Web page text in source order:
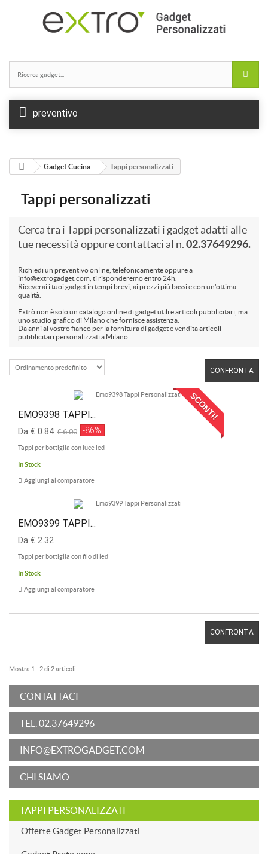
preventivo
Gadget Cucina Tappi personalizzati
Tappi personalizzati
Cerca tra i Tappi personalizzati i gadget adatti alle
tue necessità oppure contattaci al n.02.37649296.
Richiedi un preventivo online, telefonicamente oppure a
info@extrogadget.com, ti risponderemo entro 24h.
Riceverai i tuoi gadget in tempi brevi, ai prezzi più bassi e con un'ottima
qualità.
Extrò non è solo un catalogo online di gadget utili e articoli pubblicitari, ma
uno studio grafico di Milano che fornisce assistenza.
Da anni al vostro fianco per la fornitura di gadget e vendita articoli
pubblicitari personalizzati a Milano
CONFRONTA
SCONTI!
EMO9398 TAPPI...
Da € 0.84 € 6.00 -86%
Tappi per bottiglia con luce led
In Stock
Aggiungi al comparatore
EMO9399 TAPPI...
Da € 2.32
Tappi per bottiglia con filo di led
In Stock
Aggiungi al comparatore
CONFRONTA
Mostra 1 - 2 di 2 articoli
CONTATTACI
TEL. 02.37649296
INFO@EXTROGADGET.COM
CHI SIAMO
TAPPI PERSONALIZZATI
Offerte Gadget Personalizzati